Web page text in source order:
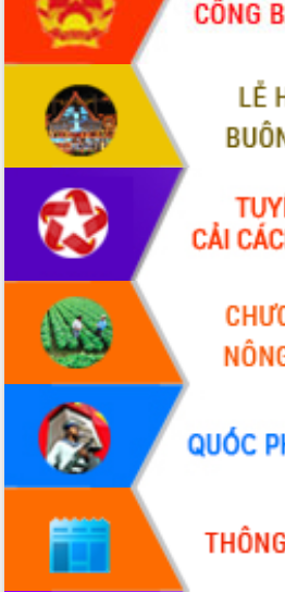
Chuyển đổi số thư viện: Mở rộng
không gian tri thức trong thời đại số
Đánh giá, rút kinh nghiệm công tác tổ
chức diễn tập trước ngày bầu cử
Chương trình “Gặp gỡ hữu nghị –
Friendship Meeting New Year 2026”
Bầu cử Quốc hội và HĐND: Cử tri Đắk
Lắk gửi gắm niềm tin, kỳ vọng vào lá
phiếu
Đắk Lắk sẵn sàng các điều kiện cho
Ngày hội bầu cử đại biểu Quốc hội
khóa XVI và HĐND các cấp nhiệm kỳ
2026-2031
Đảm bảo cuộc bầu cử đại biểu Quốc
hội và đại biểu HĐND các cấp diễn ra
an toàn, hiệu quả, đúng quy định
Thủ tướng Chính phủ Phạm Minh Chính
kiểm tra, chỉ đạo hoàn thành các dự
án cao tốc và thăm khu tái định cư tại
Đắk Lắk
Sôi nổi Hội đua ngựa truyền thống Gò
Thì Thùng mừng Xuân Bính Ngọ 2026
Lãnh đạo tỉnh dâng hương tưởng niệm
tại Đập Đồng Cam đầu Xuân Bính Ngọ
Ngành nông nghiệp phấn đấu tăng